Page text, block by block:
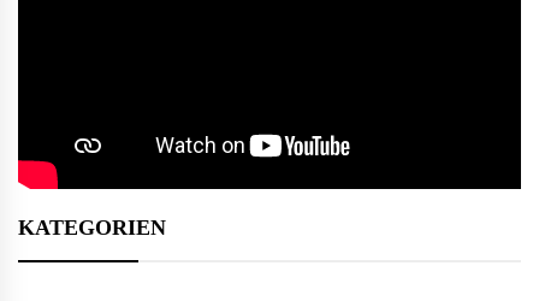
KATEGORIEN